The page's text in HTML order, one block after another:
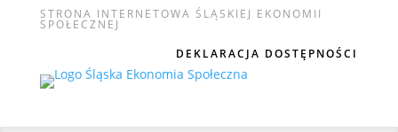
STRONA INTERNETOWA ŚLĄSKIEJ EKONOMII
SPOŁECZNEJ
DEKLARACJA DOSTĘPNOŚCI